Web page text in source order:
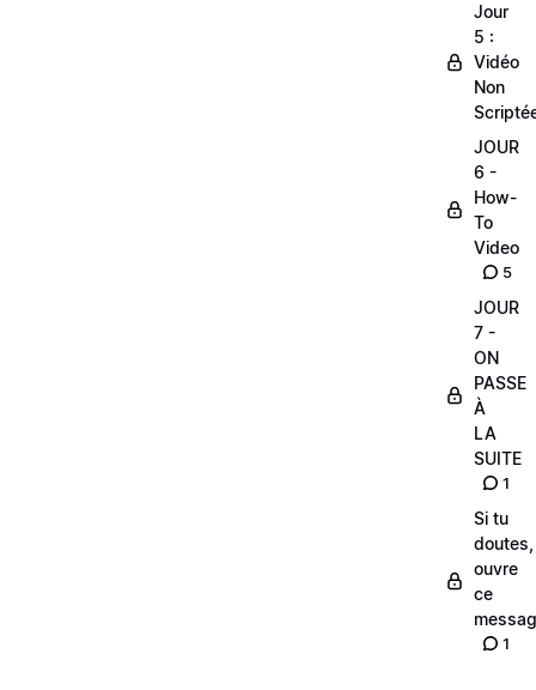
Jour
5 :
Vidéo
Non
JOUR
6 -
How-
To
Video
5
JOUR
7 -
ON
PASSE
À
LA
SUITE
1
Si tu
doutes,
ouvre
ce
1